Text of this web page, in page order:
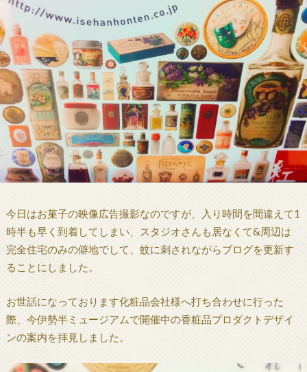
今日はお菓子の映像広告撮影なのですが、入り時間を間違えて1
時半も早く到着してしまい、スタジオさんも居なくて&周辺は
完全住宅のみの僻地でして、蚊に刺されながらブログを更新す
ることにしました。
お世話になっております化粧品会社様へ打ち合わせに行った
際、今伊勢半ミュージアムで開催中の香粧品プロダクトデザイ
ンの案内を拝見しました。